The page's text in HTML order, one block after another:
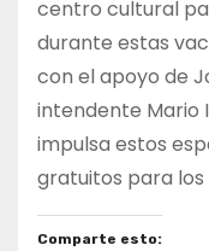
centro cultural
durante estas
con el apoyo de
intendente Mario
impulsa estos
gratuitos para los
Comparte esto: